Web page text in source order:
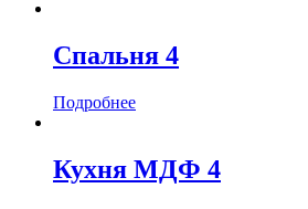
Спальня 4
Подробнее
Кухня МДФ 4